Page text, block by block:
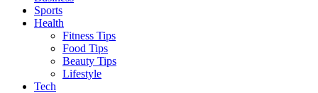
Sports
Health
Fitness Tips
Food Tips
Beauty Tips
Lifestyle
Tech